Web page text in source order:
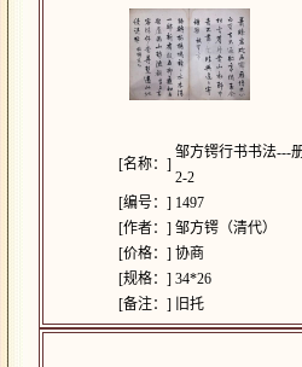
[名称：]
邹方锷行书书法---
2-2
[编号：] 1497
[作者：]邹方锷（清代）
[价格：]协商
[规格：]34*26
[备注：]
旧托